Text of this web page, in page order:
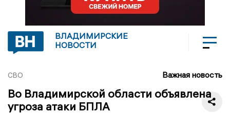
ВЛАДИМИРСКИЕ
НОВОСТИ
СВО Важная новость
Во Владимирской области объявлена
угроза атаки БПЛА